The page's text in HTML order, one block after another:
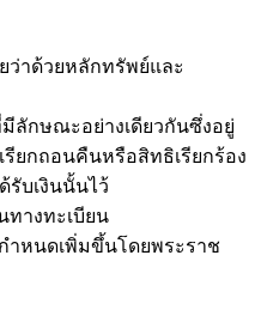
ด้วยหลักทรัพย์และ
ษณะอย่างเดียวกันซึ่งอยู่
รียกถอนคืนหรือสิทธิเรียกร้อง
รับเงินนั้นไว้
งทะเบียน
นดเพิ่มขึ้นโดยพระราช